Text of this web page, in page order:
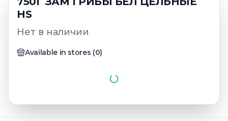
HS
Нет в наличии
Available in stores (0)